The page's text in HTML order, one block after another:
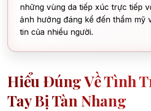
những vùng da tiếp xúc trực tiếp
ảnh hưởng đáng kể đến thẩm mỹ
tin của nhiều người.
Hiểu Đúng Về Tình
Tay Bị Tàn Nhang